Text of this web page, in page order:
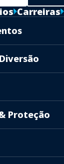
Carreiras
Proteção